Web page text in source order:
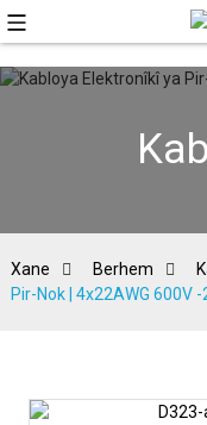
Xane Berhem
Pir-Nok | 4x22AWG 600V